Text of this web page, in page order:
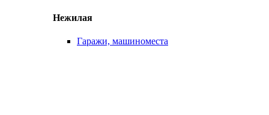
Нежилая
Гаражи, машиноместа